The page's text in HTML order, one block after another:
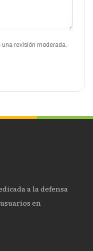
una revisión moderada.
a la defensa
en